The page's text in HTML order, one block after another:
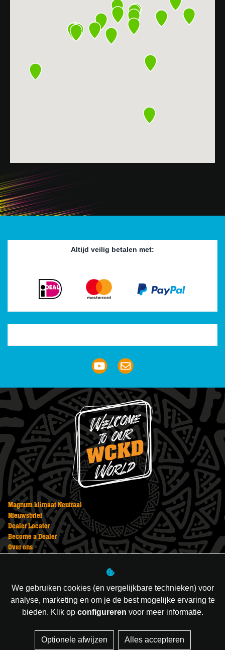
We gebruiken cookies (en vergelijkbare technieken) voor
analyse, marketing en om je de best mogelijke ervaring te
bieden. Klik op configureren voor meer informatie.
Optionele afwijzen Alles accepteren
Altijd veilig betalen met:
Magnum klimaat Neutraal
Nieuwsbrief
Dealer Locator
Become a Dealer
Over ons
Vuurwerk kopen
Managed hosting